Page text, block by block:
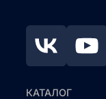
КАТАЛОГ